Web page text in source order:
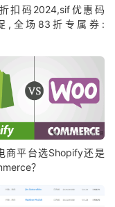
扣码2024,sif优惠码
,全场83折专属券:
商平台选Shopify还是
？